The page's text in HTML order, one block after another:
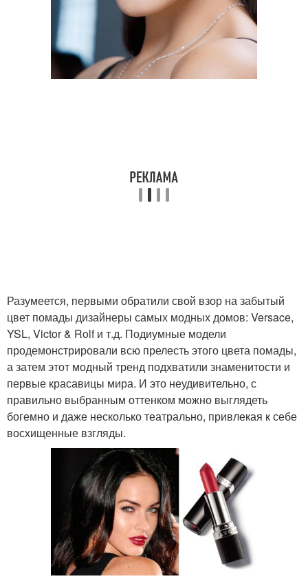
Разумеется, первыми обратили свой взор на забытый
цвет помады дизайнеры самых модных домов: Versace,
YSL, Victor & Rolf и т.д. Подиумные модели
продемонстрировали всю прелесть этого цвета помады,
а затем этот модный тренд подхватили знаменитости и
первые красавицы мира. И это неудивительно, с
правильно выбранным оттенком можно выглядеть
богемно и даже несколько театрально, привлекая к себе
восхищенные взгляды.